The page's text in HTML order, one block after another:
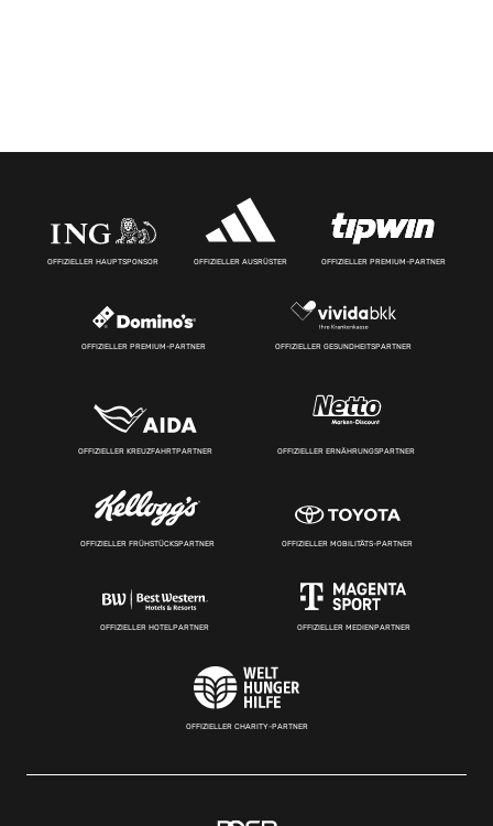
OFFIZIELLER HAUPTSPONSOR OFFIZIELLER AUSRÜSTER OFFIZIELLER PREMIUM-PARTNER
OFFIZIELLER PREMIUM-PARTNER OFFIZIELLER GESUNDHEITSPARTNER
OFFIZIELLER KREUZFAHRTPARTNER OFFIZIELLER ERNÄHRUNGSPARTNER
OFFIZIELLER FRÜHSTÜCKSPARTNER OFFIZIELLER MOBILITÄTS-PARTNER
OFFIZIELLER HOTELPARTNER OFFIZIELLER MEDIENPARTNER
OFFIZIELLER CHARITY-PARTNER